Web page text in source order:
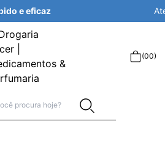
rápido e eficaz
(00)